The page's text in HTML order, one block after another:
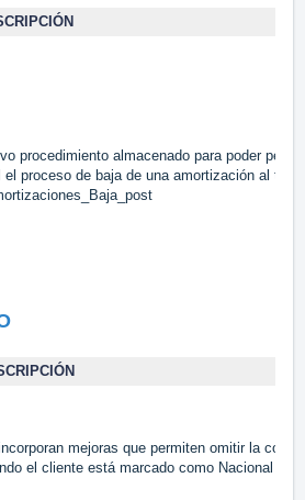
procedimiento almacenado para poder
el proceso de baja de una amortización al
mejoras que permiten omitir la
el cliente está marcado como Nacional